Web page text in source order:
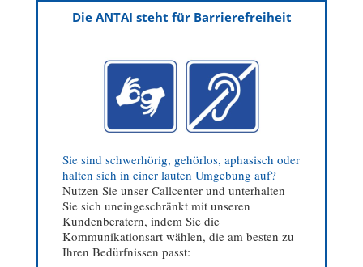
Die ANTAI steht für Barrierefreiheit
Sie sind schwerhörig, gehörlos, aphasisch oder
halten sich in einer lauten Umgebung auf?
Nutzen Sie unser Callcenter und unterhalten
Sie sich uneingeschränkt mit unseren
Kundenberatern, indem Sie die
Kommunikationsart wählen, die am besten zu
Ihren Bedürfnissen passt: